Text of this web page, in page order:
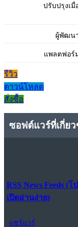
ปรับปรุงเมื่
ผู้พัฒน
แพลตฟอร์
รีวิว
ดาวน์โหลด
สั่งซื้อ
ซอฟต์แวร์ที่เกี่ยว
RSS News Feeds
เปิดอ่านง่าย)
แชร์แวร์